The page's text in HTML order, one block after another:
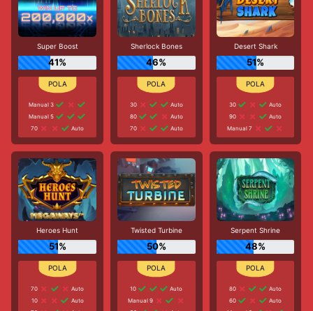
Super Boost
41%
Manual 3
Manual 5
70
Auto
Sherlock Bones
46%
30
Auto
80
Auto
70
Auto
Desert Shark
51%
30
Auto
90
Auto
Manual 7
Heroes Hunt
51%
70
Auto
10
Auto
Twisted Turbine
50%
10
Auto
Manual 9
Serpent Shrine
48%
80
Auto
60
Auto